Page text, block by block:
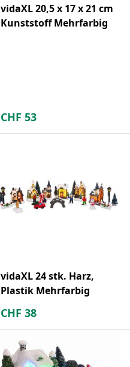
vidaXL 20,5 x 17 x 21 cm
Kunststoff Mehrfarbig
CHF 53
vidaXL 24 stk. Harz,
Plastik Mehrfarbig
CHF 38